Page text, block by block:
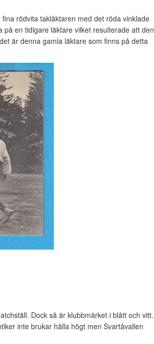
rödvita takläktaren med det röda vinklade
en tidigare läktare vilket resulterade att den
är denna gamla läktare som finns på detta
Dock så är klubbmärket i blått och vitt.
inte brukar hålla högt men Svartåvallen